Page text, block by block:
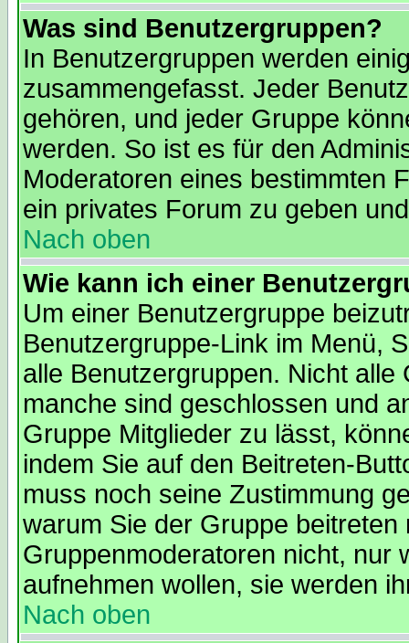
Was sind Benutzergruppen?
In Benutzergruppen werden
zusammengefasst. Jeder
gehören, und jeder Gruppe
werden. So ist es für den
Moderatoren eines bestimmten
ein privates Forum zu geben
Nach oben
Wie kann ich einer
Um einer Benutzergruppe
Benutzergruppe-Link im Menü,
alle Benutzergruppen. Nicht
manche sind geschlossen und
Gruppe Mitglieder zu lässt,
indem Sie auf den Beitreten-
muss noch seine Zustimmung
warum Sie der Gruppe
Gruppenmoderatoren nicht, nur
aufnehmen wollen, sie werden
Nach oben